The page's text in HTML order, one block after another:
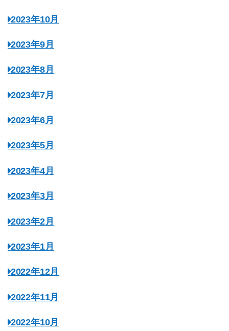
2023年10月
2023年9月
2023年8月
2023年7月
2023年6月
2023年5月
2023年4月
2023年3月
2023年2月
2023年1月
2022年12月
2022年11月
2022年10月